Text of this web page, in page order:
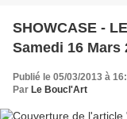
SHOWCASE -
Samedi 16 Mars
Publié le 05/03/2013 à
Par Le Boucl'Art